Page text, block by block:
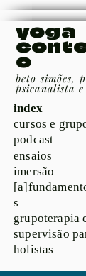
yoga
o
beto simões,
psicanalista
index
cursos e
podcast
ensaios
imersão
s
grupoterapia
supervisão
holistas